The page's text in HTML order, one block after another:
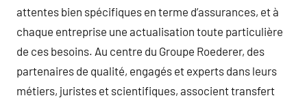
attentes bien spécifiques en terme d’assurances, et à
chaque entreprise une actualisation toute particulière
de ces besoins. Au centre du Groupe Roederer, des
partenaires de qualité, engagés et experts dans leurs
métiers, juristes et scientifiques, associent transfert